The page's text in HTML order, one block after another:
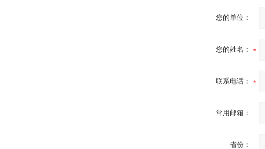
您的单位：
您的姓名：
联系电话：
常用邮箱：
省份：